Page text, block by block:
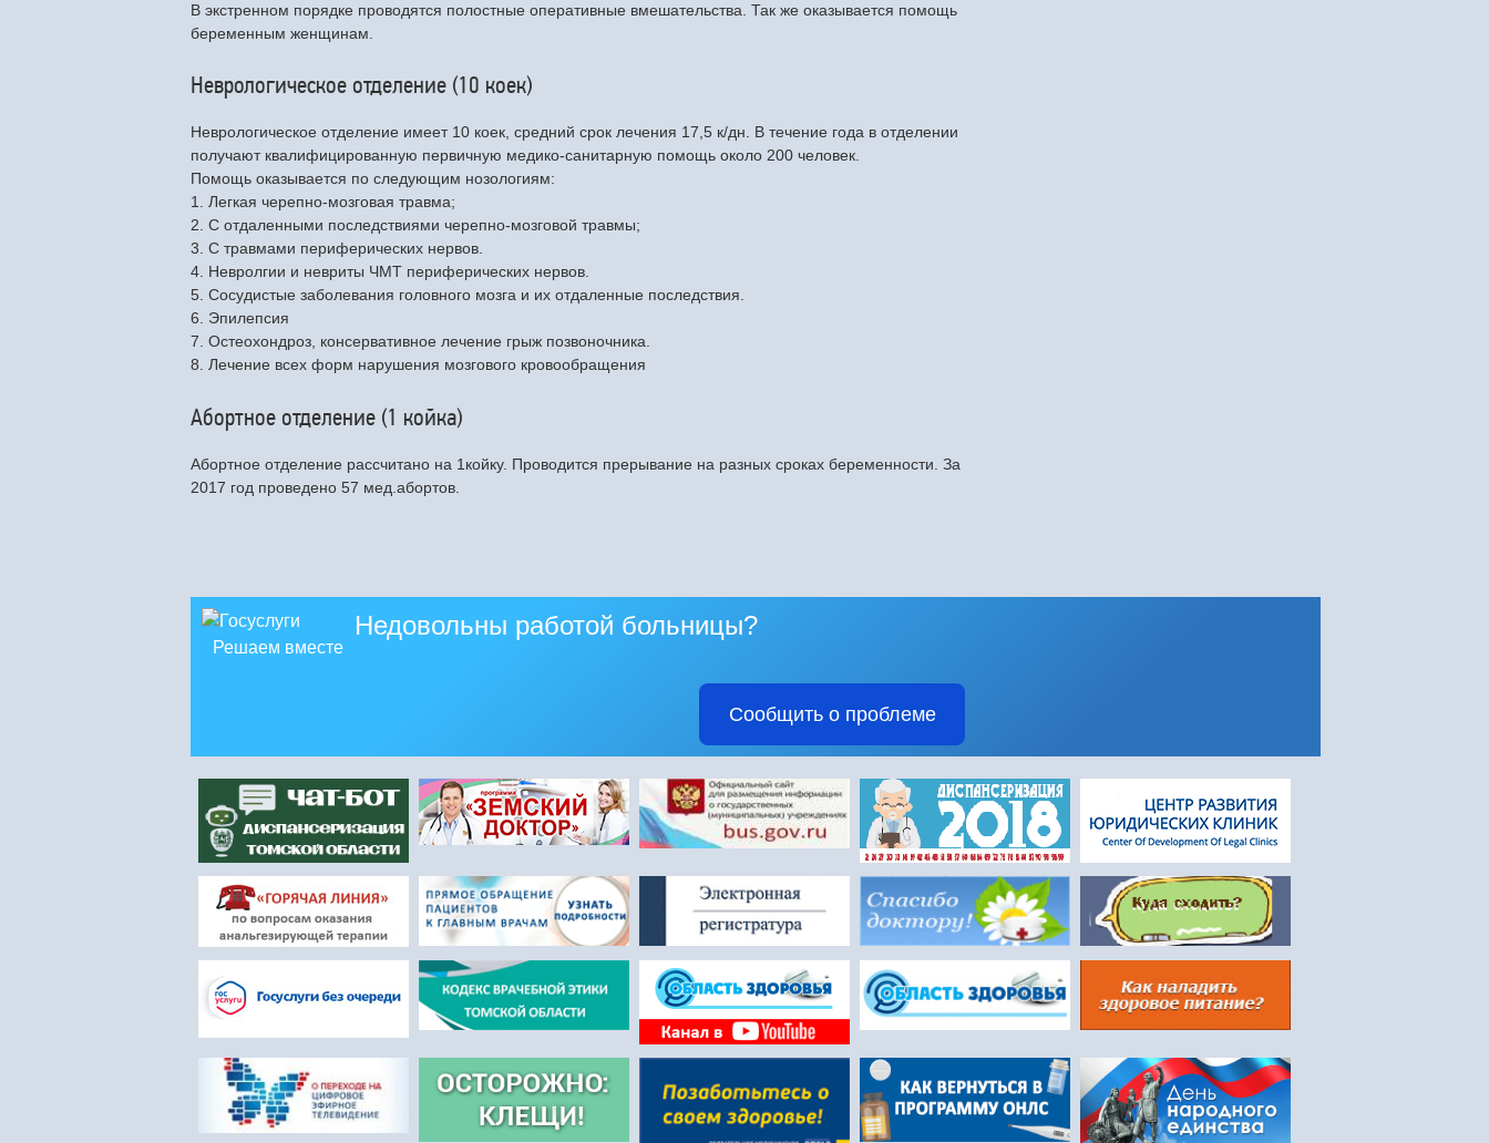
В экстренном порядке проводятся полостные оперативные вмешательства. Так же оказывается помощь
беременным женщинам.
Неврологическое отделение (10 коек)
Неврологическое отделение имеет 10 коек, средний срок лечения 17,5 к/дн. В течение года в отделении
получают квалифицированную первичную медико-санитарную помощь около 200 человек.
Помощь оказывается по следующим нозологиям:
1. Легкая черепно-мозговая травма;
2. С отдаленными последствиями черепно-мозговой травмы;
3. С травмами периферических нервов.
4. Невролгии и невриты ЧМТ периферических нервов.
5. Сосудистые заболевания головного мозга и их отдаленные последствия.
6. Эпилепсия
7. Остеохондроз, консервативное лечение грыж позвоночника.
8. Лечение всех форм нарушения мозгового кровообращения
Абортное отделение (1 койка)
Абортное отделение рассчитано на 1койку. Проводится прерывание на разных сроках беременности. За
2017 год проведено 57 мед.абортов.
Решаем вместе
Недовольны работой больницы?
Сообщить о проблеме